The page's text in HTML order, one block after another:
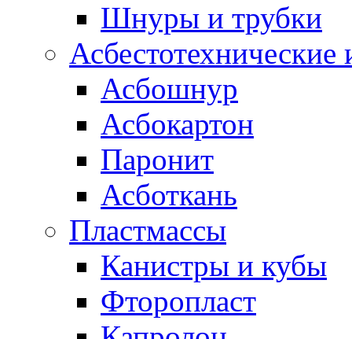
Шнуры и трубки
Асбестотехнические
Асбошнур
Асбокартон
Паронит
Асботкань
Пластмассы
Канистры и кубы
Фторопласт